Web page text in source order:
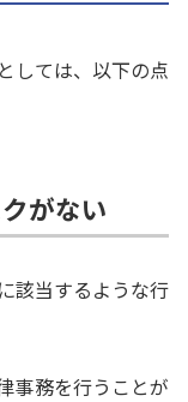
しては、以下の点
がない
該当するような行
事務を行うことが